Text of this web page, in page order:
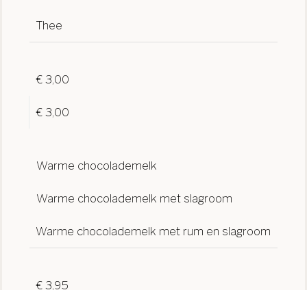
Thee
€ 3,00
€ 3,00
Warme chocolademelk
Warme chocolademelk met slagroom
Warme chocolademelk met rum en slagroom
€ 3,95